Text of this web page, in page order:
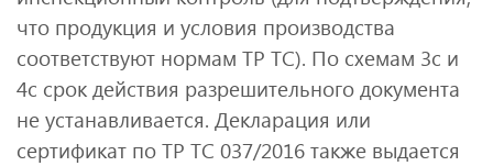
что продукция и условия производства
соответствуют нормам ТР ТС). По схемам 3с и
4с срок действия разрешительного документа
не устанавливается. Декларация или
сертификат по ТР ТС 037/2016 также выдается